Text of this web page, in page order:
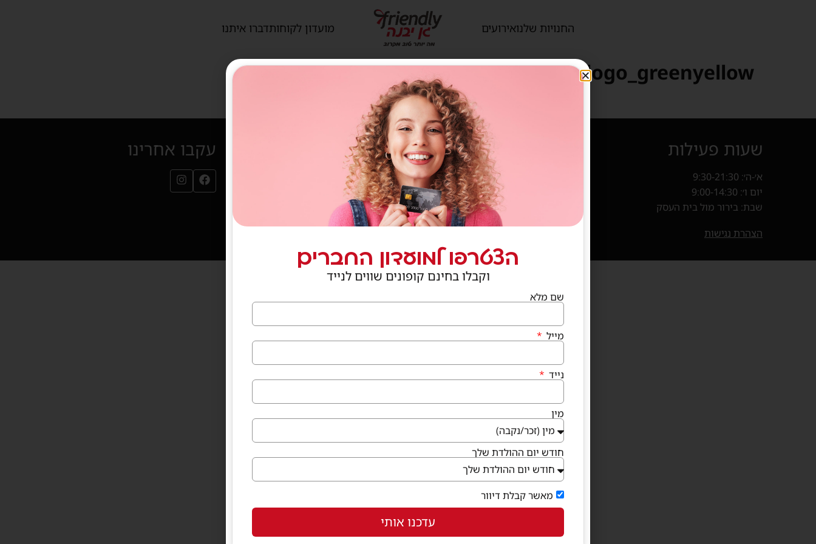
החנויות שלנואירועים מועדון לקוחותדברו איתנו
mcdonaldsnew-logo_greenyellow
שעות פעילות
א׳-ה׳: 9:30-21:30
יום ו׳: 9:00-14:30
שבת: בירור מול בית העסק
הצהרת נגישות
קניון פרנדלי גן יבנה, המגינים 56
חנייה במקום ללא עלות
(נפתח בחלון חדש)
שירותי הקניון עקבו אחרינו
עמוד הפייסבוק שלנו (נפתח בחלון חדש)
עמוד האינסטגרם שלנו (נפתח בחלון
הצטרפו למועדון החברים
וקבלו בחינם קופונים שווים לנייד
שם מלא
מייל
נייד
מין
חודש יום ההולדת שלך
מאשר קבלת דיוור
עדכנו אותי